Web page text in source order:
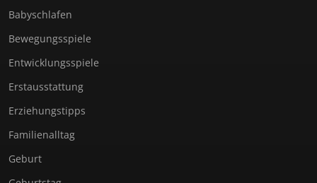
Babyschlafen
Bewegungsspiele
Entwicklungsspiele
Erstausstattung
Erziehungstipps
Familienalltag
Geburt